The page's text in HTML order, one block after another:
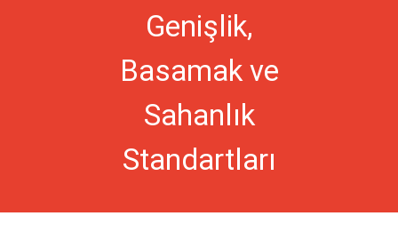
Genişlik,
Basamak ve
Sahanlık
Standartları